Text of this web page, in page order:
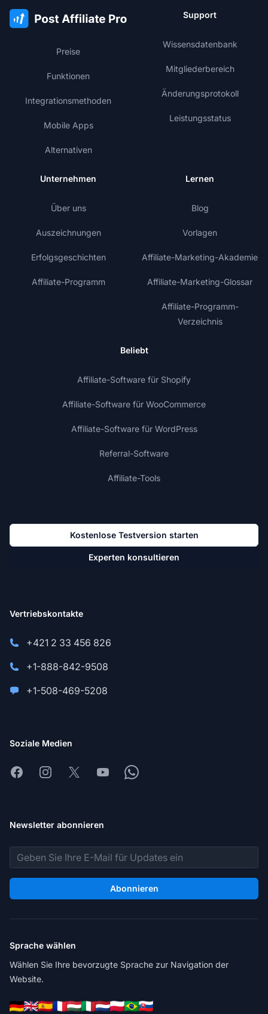
Preise
Funktionen
Integrationsmethoden
Mobile Apps
Alternativen
Support
Wissensdatenbank
Mitgliederbereich
Änderungsprotokoll
Leistungsstatus
Unternehmen
Über uns
Auszeichnungen
Erfolgsgeschichten
Affiliate-Programm
Lernen
Blog
Vorlagen
Affiliate-Marketing-Akademie
Affiliate-Marketing-Glossar
Affiliate-Programm-
Verzeichnis
Beliebt
Affiliate-Software für Shopify
Affiliate-Software für WooCommerce
Affiliate-Software für WordPress
Referral-Software
Affiliate-Tools
Kostenlose Testversion starten
Experten konsultieren
Vertriebskontakte
+421 2 33 456 826
+1-888-842-9508
+1-508-469-5208
Soziale Medien
FacebookInstagram
X YoutubeWhatsapp
Newsletter abonnieren
E-Mail-Adresse
Abonnieren
Sprache wählen
Wählen Sie Ihre bevorzugte Sprache zur Navigation der
Website.